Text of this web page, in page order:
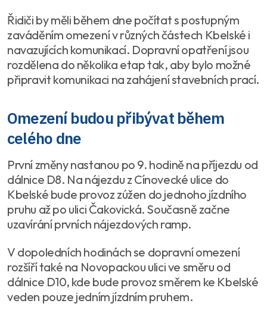
Řidiči by měli během dne počítat s postupným
zaváděním omezení v různých částech Kbelské i
navazujících komunikací. Dopravní opatření jsou
rozdělena do několika etap tak, aby bylo možné
připravit komunikaci na zahájení stavebních prací.
Omezení budou přibývat během
celého dne
První změny nastanou po 9. hodině na příjezdu od
dálnice D8. Na nájezdu z Cínovecké ulice do
Kbelské bude provoz zúžen do jednoho jízdního
pruhu až po ulici Čakovická. Současně začne
uzavírání prvních nájezdových ramp.
V dopoledních hodinách se dopravní omezení
rozšíří také na Novopackou ulici ve směru od
dálnice D10, kde bude provoz směrem ke Kbelské
veden pouze jedním jízdním pruhem.